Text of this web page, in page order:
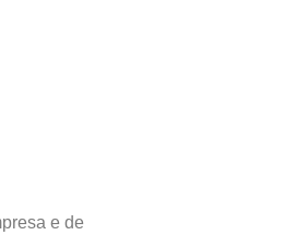
e de